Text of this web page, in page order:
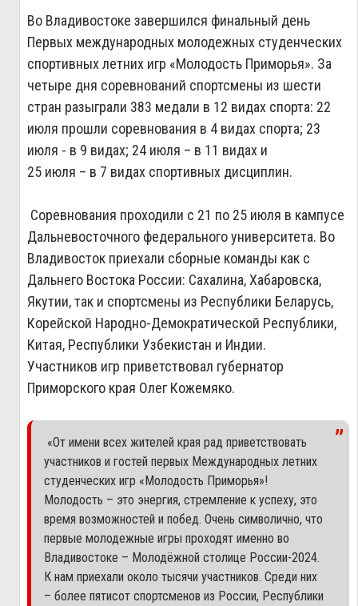
Во Владивостоке завершился финальный день
Первых международных молодежных студенческих
спортивных летних игр «Молодость Приморья». За
четыре дня соревнований спортсмены из шести
стран разыграли 383 медали в 12 видах спорта: 22
июля прошли соревнования в 4 видах спорта; 23
июля - в 9 видах; 24 июля – в 11 видах и
25 июля – в 7 видах спортивных дисциплин.
Соревнования проходили с 21 по 25 июля в кампусе
Дальневосточного федерального университета. Во
Владивосток приехали сборные команды как с
Дальнего Востока России: Сахалина, Хабаровска,
Якутии, так и спортсмены из Республики Беларусь,
Корейской Народно-Демократической Республики,
Китая, Республики Узбекистан и Индии.
Участников игр приветствовал губернатор
Приморского края Олег Кожемяко.
«От имени всех жителей края рад приветствовать
участников и гостей первых Международных летних
студенческих игр «Молодость Приморья»!
Молодость – это энергия, стремление к успеху, это
время возможностей и побед. Очень символично, что
первые молодежные игры проходят именно во
Владивостоке – Молодёжной столице России-2024.
К нам приехали около тысячи участников. Среди них
– более пятисот спортсменов из России, Республики